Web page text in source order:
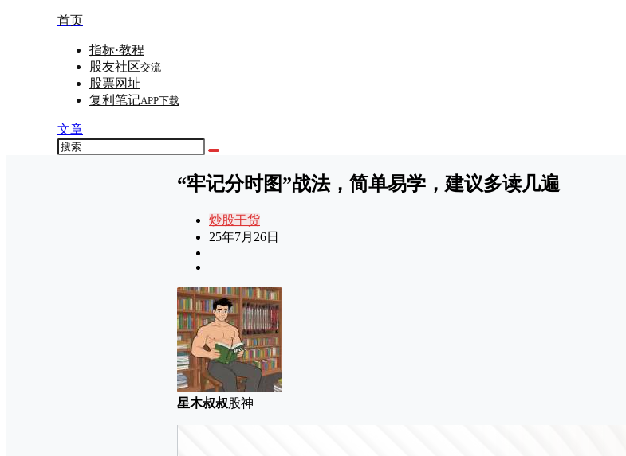
首页
指标·教程
股友社区交流
股票网址
复利笔记APP下载
文章
“牢记分时图”战法，简单易学，建议多读几遍
炒股干货
25年7月26日
星木叔叔股神